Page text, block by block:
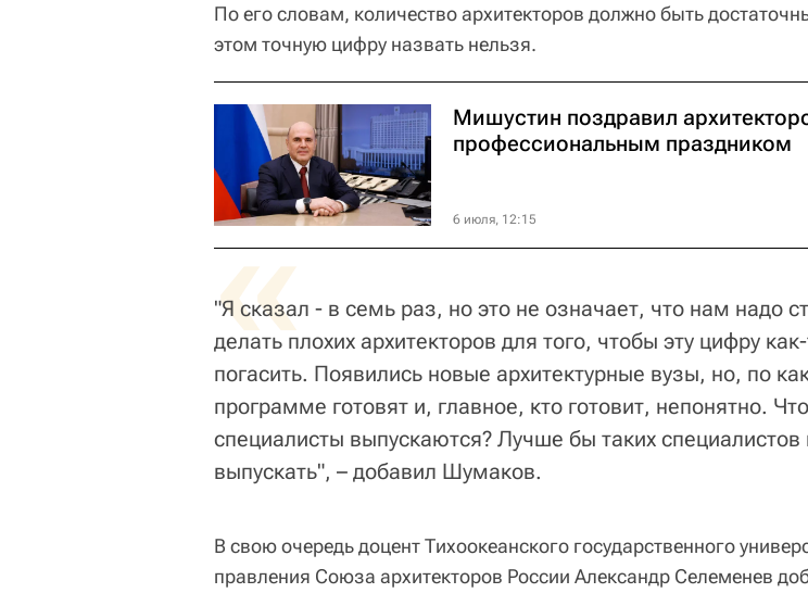
По его словам, количество архитекторов должно быть
этом точную цифру назвать нельзя.
Мишустин поздравил
профессиональным праздником
6 июля, 12:15
«
"Я сказал - в семь раз, но это не означает, что нам надо
делать плохих архитекторов для того, чтобы эту цифру
погасить. Появились новые архитектурные вузы, но, по
программе готовят и, главное, кто готовит, непонятно.
специалисты выпускаются? Лучше бы таких специалистов
выпускать", – добавил Шумаков.
В свою очередь доцент Тихоокеанского государственного
правления Союза архитекторов России Александр Селеменев